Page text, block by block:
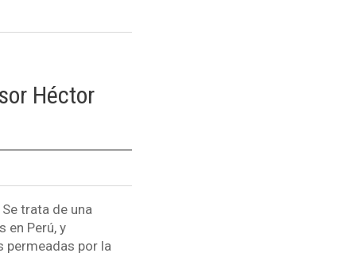
Héctor
trata de una
en Perú, y
permeadas por la